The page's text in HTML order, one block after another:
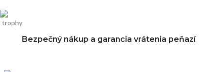
Bezpečný nákup a garancia vrátenia peňazí